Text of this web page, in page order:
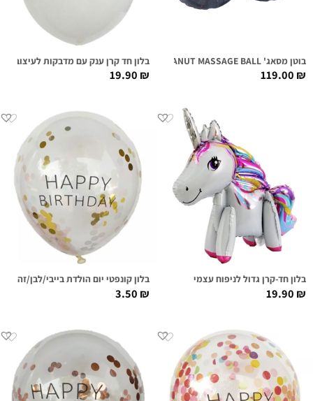
בוטן מסאג' PURE P2I PEANUT MASSAGE BALL
119.00₪
בלון חד קרן ענק עם מדבקות לעיצוב
19.90₪
בלון חד-קרן גדול לניפוח עצמי
19.90₪
בלון קונפטי יום הולדת בייבי/לבן/זהב
3.50₪